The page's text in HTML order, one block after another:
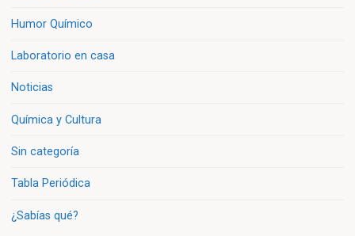
Humor Químico
Laboratorio en casa
Noticias
Química y Cultura
Sin categoría
Tabla Periódica
¿Sabías qué?